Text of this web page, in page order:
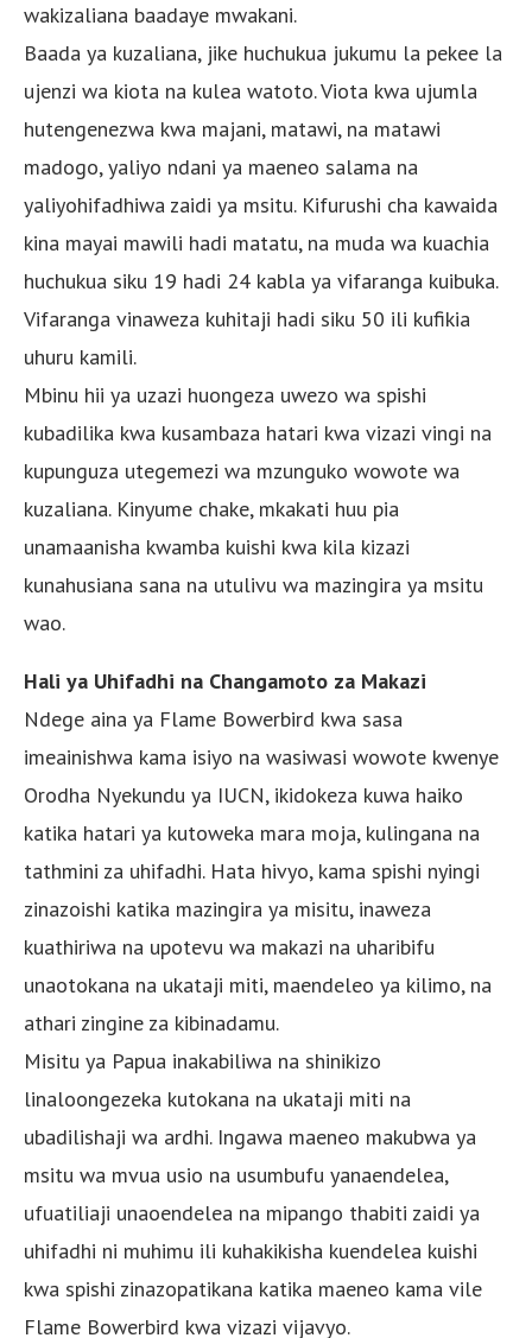
wakizaliana baadaye mwakani.
Baada ya kuzaliana, jike huchukua jukumu la pekee la
ujenzi wa kiota na kulea watoto. Viota kwa ujumla
hutengenezwa kwa majani, matawi, na matawi
madogo, yaliyo ndani ya maeneo salama na
yaliyohifadhiwa zaidi ya msitu. Kifurushi cha kawaida
kina mayai mawili hadi matatu, na muda wa kuachia
huchukua siku 19 hadi 24 kabla ya vifaranga kuibuka.
Vifaranga vinaweza kuhitaji hadi siku 50 ili kufikia
uhuru kamili.
Mbinu hii ya uzazi huongeza uwezo wa spishi
kubadilika kwa kusambaza hatari kwa vizazi vingi na
kupunguza utegemezi wa mzunguko wowote wa
kuzaliana. Kinyume chake, mkakati huu pia
unamaanisha kwamba kuishi kwa kila kizazi
kunahusiana sana na utulivu wa mazingira ya msitu
wao.
Hali ya Uhifadhi na Changamoto za Makazi
Ndege aina ya Flame Bowerbird kwa sasa
imeainishwa kama isiyo na wasiwasi wowote kwenye
Orodha Nyekundu ya IUCN, ikidokeza kuwa haiko
katika hatari ya kutoweka mara moja, kulingana na
tathmini za uhifadhi. Hata hivyo, kama spishi nyingi
zinazoishi katika mazingira ya misitu, inaweza
kuathiriwa na upotevu wa makazi na uharibifu
unaotokana na ukataji miti, maendeleo ya kilimo, na
athari zingine za kibinadamu.
Misitu ya Papua inakabiliwa na shinikizo
linaloongezeka kutokana na ukataji miti na
ubadilishaji wa ardhi. Ingawa maeneo makubwa ya
msitu wa mvua usio na usumbufu yanaendelea,
ufuatiliaji unaoendelea na mipango thabiti zaidi ya
uhifadhi ni muhimu ili kuhakikisha kuendelea kuishi
kwa spishi zinazopatikana katika maeneo kama vile
Flame Bowerbird kwa vizazi vijavyo.